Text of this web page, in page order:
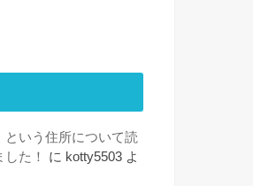
という住所について読
た！
に kotty5503 よ